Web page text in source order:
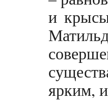
и
ярким,